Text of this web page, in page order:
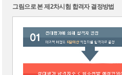
그림으로 본 제2차시험 합격자 결정방법